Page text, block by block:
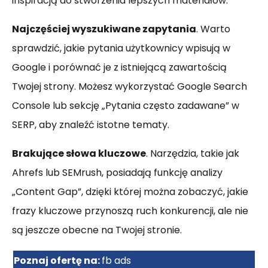
Najczęściej wyszukiwane zapytania. Warto
sprawdzić, jakie pytania użytkownicy wpisują w
Google i porównać je z istniejącą zawartością
Twojej strony. Możesz wykorzystać Google Search
Console lub sekcję „Pytania często zadawane” w
SERP, aby znaleźć istotne tematy.
Brakujące słowa kluczowe. Narzędzia, takie jak
Ahrefs lub SEMrush, posiadają funkcję analizy
„Content Gap”, dzięki której można zobaczyć, jakie
frazy kluczowe przynoszą ruch konkurencji, ale nie
są jeszcze obecne na Twojej stronie.
Poznaj ofertę na:fb ads